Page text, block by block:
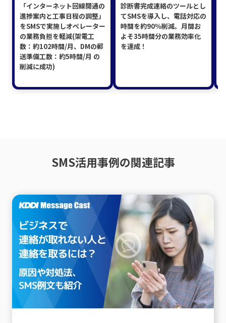
「インターネット回線開通の
進捗案内と工事日程の調整」
をSMSで実施しオペレーター
の業務負担を軽減(架電工
数：約102時間/月、DMの郵
送準備工数：約5時間/月 の
削減に成功)
診断書完成連絡のツールとし
てSMSを導入し、電話対応の
時間を約90％削減。月間お
よそ35時間分の業務効率化
を達成！
SMS活用事例の関連記事